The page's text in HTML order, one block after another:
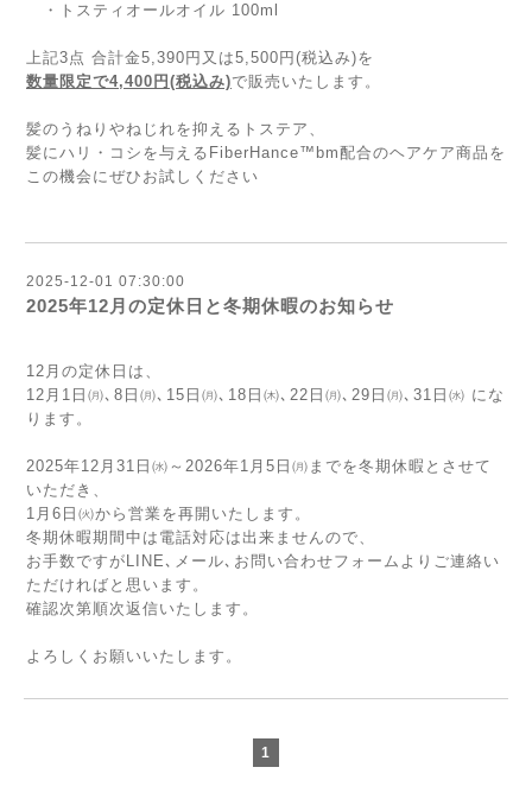
・トスティオールオイル 100ml
上記3点 合計金5,390円又は5,500円(税込み)を
数量限定で4,400円(税込み)で販売いたします。
髪のうねりやねじれを抑えるトステア、
髪にハリ・コシを与えるFiberHance™bm配合のヘアケア商品を
この機会にぜひお試しください
2025-12-01 07:30:00
2025年12月の定休日と冬期休暇のお知らせ
12月の定休日は、
12月1日㈪､8日㈪､15日㈪､18日㈭､22日㈪､29日㈪､31日㈬ にな
ります。
2025年12月31日㈬～2026年1月5日㈪までを冬期休暇とさせて
いただき、
1月6日㈫から営業を再開いたします。
冬期休暇期間中は電話対応は出来ませんので、
お手数ですがLINE､メール､お問い合わせフォームよりご連絡い
ただければと思います。
確認次第順次返信いたします。
よろしくお願いいたします。
1